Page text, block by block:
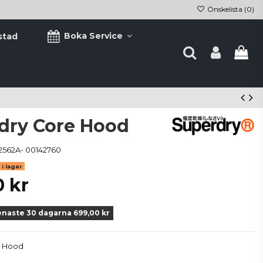
Önskelista (0)
Boka Service
Core Hood
00142760
i lager
kr
30 dagarna 699,00 kr
Hood